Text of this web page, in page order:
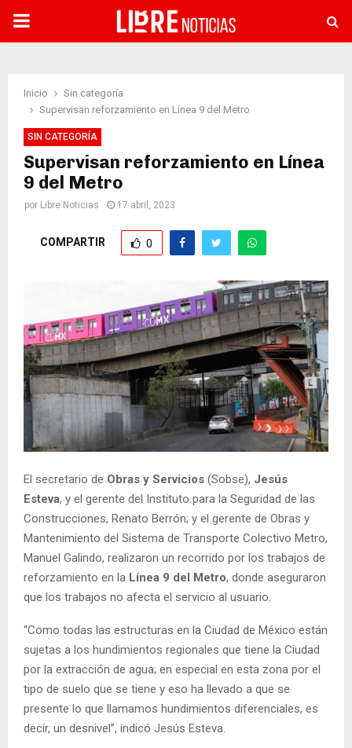
PRIMARY
Inicio
Sin categoría
Supervisan reforzamiento en Línea 9 del Metro
SIN CATEGORÍA
Supervisan reforzamiento en Línea
9 del Metro
por Libre Noticias 17 abril, 2023
COMPARTIR 0
El secretario de Obras y Servicios (Sobse), Jesús
Esteva, y el gerente del Instituto para la Seguridad de las
Construcciones, Renato Berrón; y el gerente de Obras y
Mantenimiento del Sistema de Transporte Colectivo Metro,
Manuel Galindo, realizaron un recorrido por los trabajos de
reforzamiento en la Línea 9 del Metro, donde aseguraron
que los trabajos no afecta el servicio al usuario.
“Como todas las estructuras en la Ciudad de México están
sujetas a los hundimientos regionales que tiene la Ciudad
por la extracción de agua; en especial en esta zona por el
tipo de suelo que se tiene y eso ha llevado a que se
presente lo que llamamos hundimientos diferenciales, es
decir, un desnivel”, indicó Jesús Esteva.